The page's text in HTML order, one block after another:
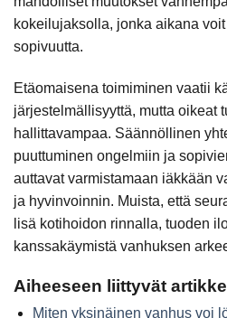
kokeilujaksolla, jonka aikana
sopivuutta.
Etäomaisena toimiminen vaatii
järjestelmällisyyttä, mutta oikeat
hallittavampaa. Säännöllinen
puuttuminen ongelmiin ja
auttavat varmistamaan iäkkään
ja hyvinvoinnin. Muista, että
lisä kotihoidon rinnalla, tuoden
kanssakäymistä vanhuksen
Aiheeseen liittyvät
Miten yksinäinen vanhus voi